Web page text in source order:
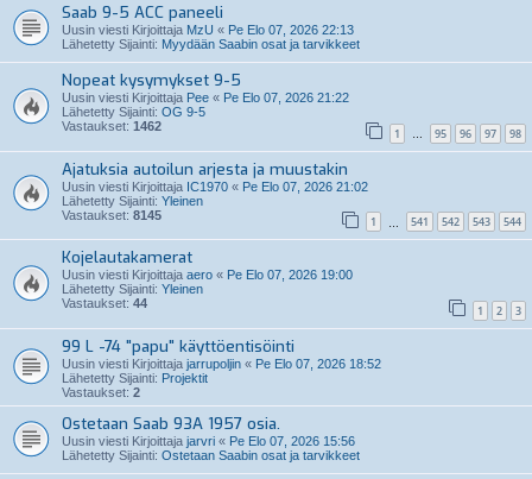
Saab 9-5 ACC paneeli
Uusin viesti Kirjoittaja MzU « Pe Elo 07, 2026 22:13
Lähetetty Sijainti: Myydään Saabin osat ja tarvikkeet
Nopeat kysymykset 9-5
Uusin viesti Kirjoittaja Pee « Pe Elo 07, 2026 21:22
Lähetetty Sijainti: OG 9-5
Vastaukset: 1462 1 … 95 96 97 98
Ajatuksia autoilun arjesta ja muustakin
Uusin viesti Kirjoittaja IC1970 « Pe Elo 07, 2026 21:02
Lähetetty Sijainti: Yleinen
Vastaukset: 8145 1 541 542 543 544
Kojelautakamerat
Uusin viesti Kirjoittaja aero « Pe Elo 07, 2026 19:00
Lähetetty Sijainti: Yleinen
Vastaukset: 44 1 2 3
99 L -74 "papu" käyttöentisöinti
Uusin viesti Kirjoittaja jarrupoljin « Pe Elo 07, 2026 18:52
Lähetetty Sijainti: Projektit
Vastaukset: 2
Ostetaan Saab 93A 1957 osia.
Uusin viesti Kirjoittaja jarvri « Pe Elo 07, 2026 15:56
Lähetetty Sijainti: Ostetaan Saabin osat ja tarvikkeet